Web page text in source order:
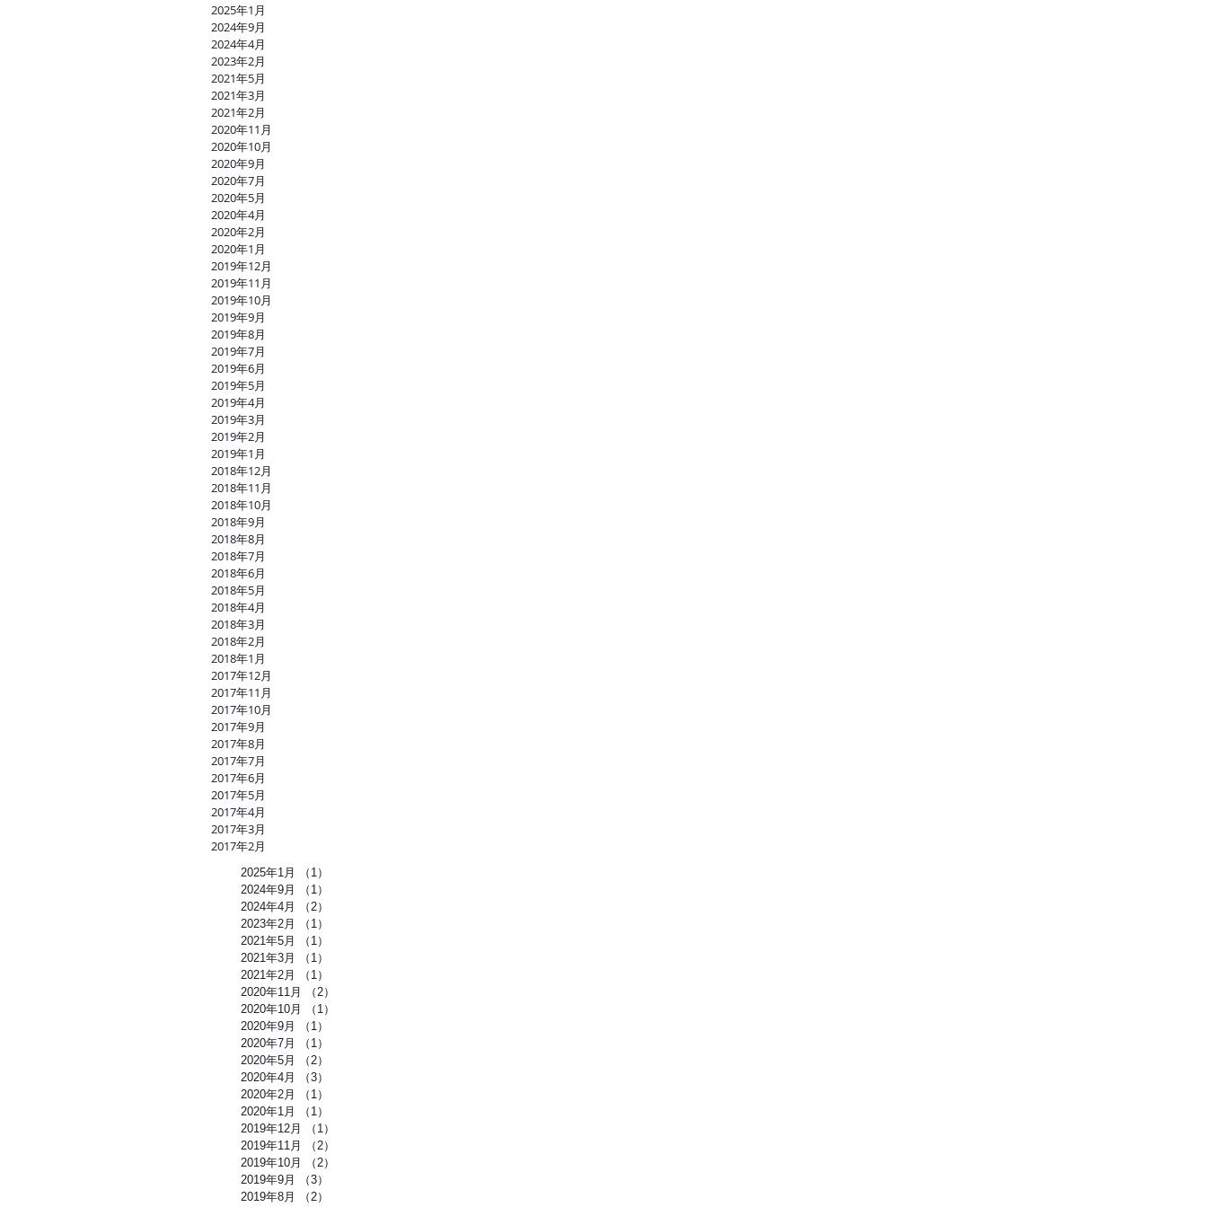
2025年1月
2024年9月
2024年4月
2023年2月
2021年5月
2021年3月
2021年2月
2020年11月
2020年10月
2020年9月
2020年7月
2020年5月
2020年4月
2020年2月
2020年1月
2019年12月
2019年11月
2019年10月
2019年9月
2019年8月
2019年7月
2019年6月
2019年5月
2019年4月
2019年3月
2019年2月
2019年1月
2018年12月
2018年11月
2018年10月
2018年9月
2018年8月
2018年7月
2018年6月
2018年5月
2018年4月
2018年3月
2018年2月
2018年1月
2017年12月
2017年11月
2017年10月
2017年9月
2017年8月
2017年7月
2017年6月
2017年5月
2017年4月
2017年3月
2017年2月
2025年1月 （1）
2024年9月
（1）
2024年4月
（2）
2023年2月
（1）
2021年5月
（1）
2021年3月
（1）
2021年2月
（1）
2020年11月
（2）
2020年10月
（1）
2020年9月
（1）
2020年7月
（1）
2020年5月
（2）
2020年4月
（3）
2020年2月
（1）
2020年1月
（1）
2019年12月
（1）
2019年11月
（2）
2019年10月
（2）
2019年9月
（3）
2019年8月
（2）